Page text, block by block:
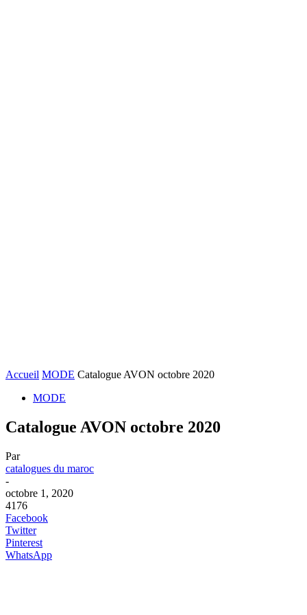
Accueil MODE Catalogue AVON octobre 2020
MODE
Catalogue AVON octobre 2020
Par
catalogues du maroc
-
octobre 1, 2020
4176
Facebook
Twitter
Pinterest
WhatsApp